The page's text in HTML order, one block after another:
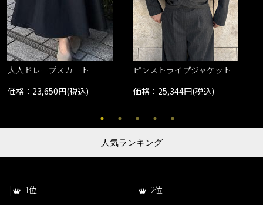
大人ドレープスカート
価格：23,650円(税込)
ピンストライプジャケット
価格：25,344円(税込)
人気ランキング
1位 2位